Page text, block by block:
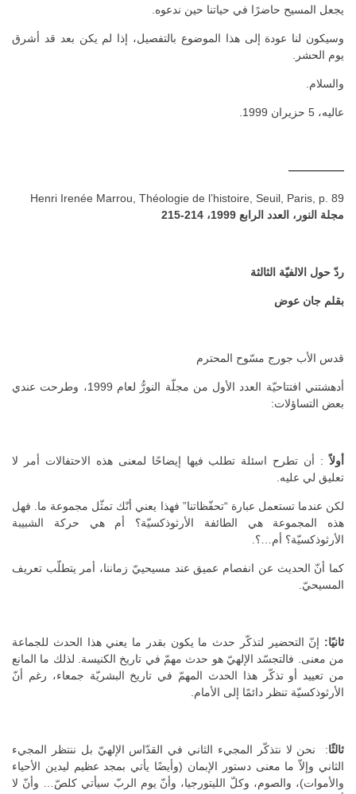
يجعل المسيح حاضرًا في حياتنا حين ندعوه.
وسيكون لنا عودة إلى هذا الموضوع بالتفصيل، إذا لم يكن بعد قد أشرق
يوم الحشر.
والسلام.
عاليه، 5 حزيران 1999.
—————
Henri Irenée Marrou, Théologie de l’histoire, Seuil, Paris, p. 89
مجلة النور، العدد الرابع 1999، 214-215
رد حول الالفيّة الثالثة
بقلم جان عوض
قدس الأب جورج مسّوح المحترم
أدهشتني افتتاحيّة العدد الأول من مجلّة النورُّ لعام 1999، وطرحت عندي
بعض التساؤلات:
أولاً: أن تطرح اسئلة تطلب فيها إيضاحًا لمعنى هذه الاحتفالات أمر لا
تعليق لي عليه.
لكن عندما تستعمل عبارة “تحفّظاتنا” فهذا يعني أنّك تمثّل مجموعة ما. فهل
هذه المجموعة هي الطائفة الأرثوذكسيّة؟ أم هي حركة الشبيبة
الأرثوذكسيّة؟ أم…؟.
كما أنّ الحديث عن انفصام عميق عند مسيحييّ زماننا، أمر يتطلّب تعريف
المسيحيّ.
ثانيًا: إنّ التحضير لتذكّر حدث ما يكون بقدر ما يعني هذا الحدث للجماعة
من معنى. فالتجسّد الإلهيّ هو حدث مهمّ في تاريخ الكنيسة. لذلك ما المانع
من تعييد أو تذكّر هذا الحدث المهمّ في تاريخ البشريّة جمعاء، رغم أنّ
الأرثوذكسيّة تنظر دائمًا إلى الأمام.
ثالثًا: نحن لا نتذكّر المجيء الثاني في القدّاس الإلهيّ بل ننتظر المجيء
الثاني وإلاّ ما معنى دستور الإبمان (وأيضًا يأتي بمجد عظيم ليدين الأحياء
والأموات)، والصوم، وكلّ الليتورجيا، وأنّ يوم الربّ سيأتي كلصّ… وأنّ لا